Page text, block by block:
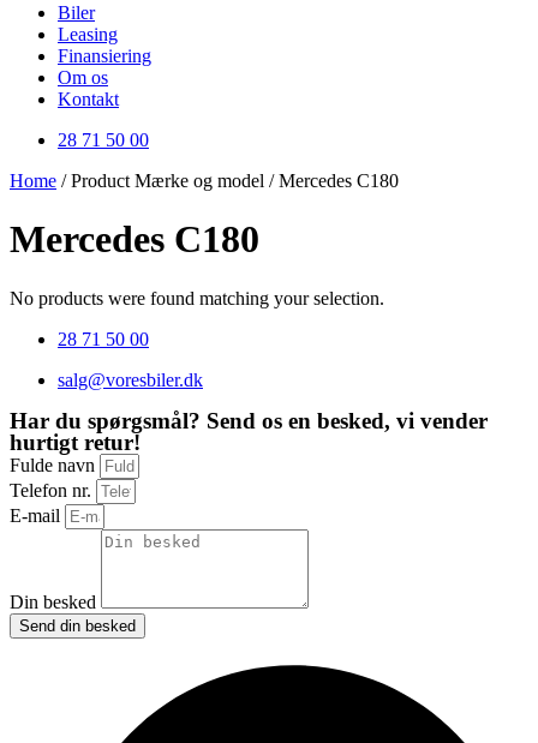
Biler
Leasing
Finansiering
Om os
Kontakt
28 71 50 00
Home / Product Mærke og model / Mercedes C180
Mercedes C180
No products were found matching your selection.
28 71 50 00
salg@voresbiler.dk
Har du spørgsmål? Send os en besked, vi vender
hurtigt retur!
Fulde navn
Telefon nr.
E-mail
Din besked
Send din besked